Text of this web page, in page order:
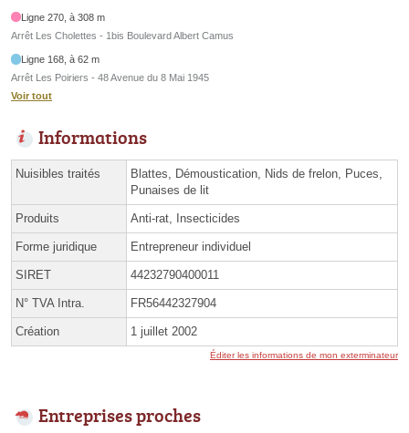
Ligne 270, à 308 m
Arrêt Les Cholettes - 1bis Boulevard Albert Camus
Ligne 168, à 62 m
Arrêt Les Poiriers - 48 Avenue du 8 Mai 1945
Voir tout
Informations
Nuisibles traités
Blattes, Démoustication, Nids de frelon, Puces,
Punaises de lit
Produits Anti-rat, Insecticides
Forme juridique Entrepreneur individuel
SIRET 44232790400011
N° TVA Intra. FR56442327904
Création 1 juillet 2002
Éditer les informations de mon exterminateur
Entreprises proches